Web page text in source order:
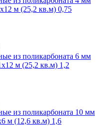
м (25,2 кв.м) 0,75
из поликарбоната 6 мм
м (25,2 кв.м) 1,2
из поликарбоната 10 мм
м (12,6 кв.м) 1,6